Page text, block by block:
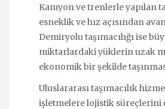
Kamyon ve trenlerle yapılan
esneklik ve hız açısından
Demiryolu taşımacılığı ise
miktarlardaki yüklerin uzak
ekonomik bir şekilde
Uluslararası taşımacılık
işletmelere lojistik süreçlerini